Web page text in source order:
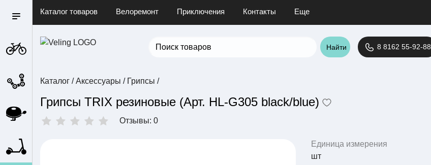
Каталог товаров Велоремонт Приключения Контакты Еще
Найти 8 8162 55-92-88
Каталог / Аксессуары / Грипсы /
Грипсы TRIX резиновые (Арт. HL-G305 black/blue)
Отзывы: 0
Единица измерения
шт